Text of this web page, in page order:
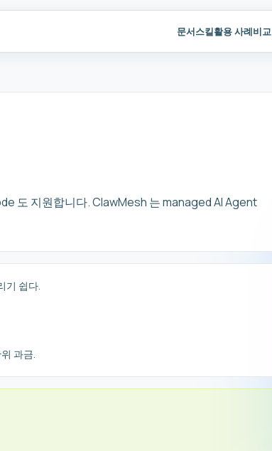
문서스킬활용 사례비교
도 지원합니다. ClawMesh 는 managed AI Agent
기 쉽다.
과금.